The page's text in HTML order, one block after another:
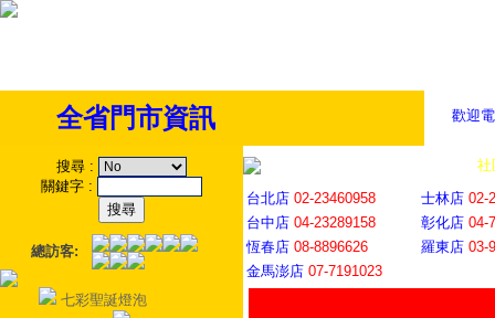
歡迎
全省門市資訊
搜尋 :
關鍵字 :
總訪客:
七彩聖誕燈泡
社
台北店 02-23460958 士林店 02-
台中店 04-23289158 彰化店 04-
恆春店 08-8896626 羅東店 03-
金馬澎店 07-7191023